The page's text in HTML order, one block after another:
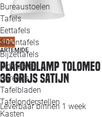
Bureaustoelen
Tafels
Eettafels
Salontafels
Bijzettafels
Sidetables
Bureaus
Tafelbladen
Tafelonderstellen
Kasten
-10%
ARTEMIDE
Plafondlamp
36 grijs satijn
Leverbaar binnen 1 week